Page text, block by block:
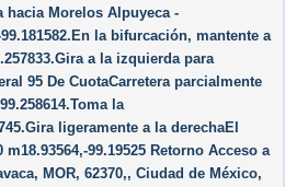
hacia Morelos Alpuyeca -
la bifurcación, mantente a
a la izquierda para
95 De CuotaCarretera parcialmente
la
ligeramente a la derechaEl
99.19525 Retorno Acceso a
MOR, 62370,, Ciudad de México,